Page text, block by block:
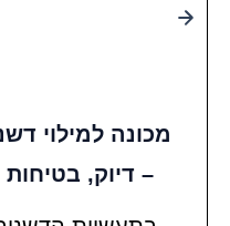
– דיוק, בטיחות